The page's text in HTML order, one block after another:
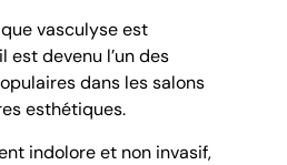
vasculyse est
est devenu l’un des
dans les salons
esthétiques.
indolore et non invasif,